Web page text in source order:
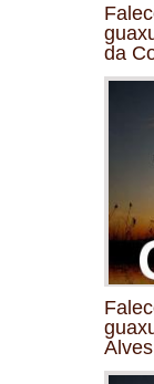
da
Alves